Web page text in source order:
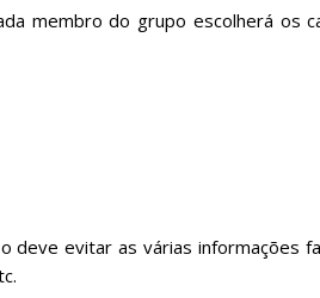
membro do grupo escolherá os
deve evitar as várias informações